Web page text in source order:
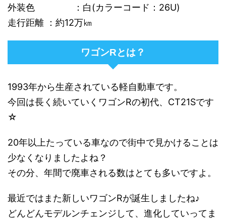
外装色 ：白(カラーコード：26U)
走行距離 ：約12万㎞
ワゴンRとは？
1993年から生産されている軽自動車です。
今回は長く続いていくワゴンRの初代、CT21Sです
☆
20年以上たっている車なので街中で見かけることは
少なくなりましたよね？
その分、年間で廃車される数はとても多いですよ。
最近ではまた新しいワゴンRが誕生しましたね♪
どんどんモデルンチェンジして、進化していってま